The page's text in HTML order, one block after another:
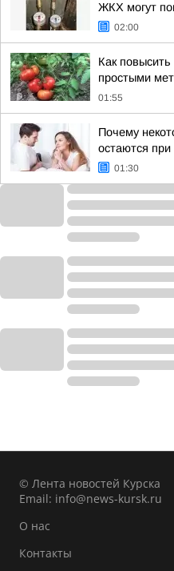
ЖКХ могут
02:00
Как повысить
простыми
01:55
Почему
остаются при
01:30
© Лента новостей Курска
Email: info@news-kursk.ru
О нас
Контакты